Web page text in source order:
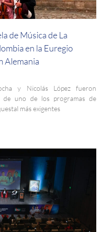
de Música de La
en la Euregio
Alemania
y Nicolás López fueron
de uno de los programas de
más exigentes